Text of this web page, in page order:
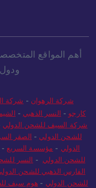
أهم المواقع
شركة الرهوان - شركة
كارجو - النسر الذهبي -
شركة السيف للشحن الدولي
للشحن الدولي - الصقر
الدولي - مؤسسة السريع -
للشحن الدولي - النسر
الفارس الذهبي للشحن
للشحن الدولي - هوم سيف